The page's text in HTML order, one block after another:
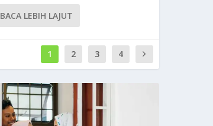
BACA LEBIH LAJUT
1 2 3 4